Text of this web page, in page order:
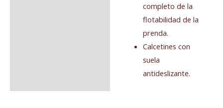
completo de la
flotabilidad de la
prenda.
Calcetines con
suela
antideslizante.